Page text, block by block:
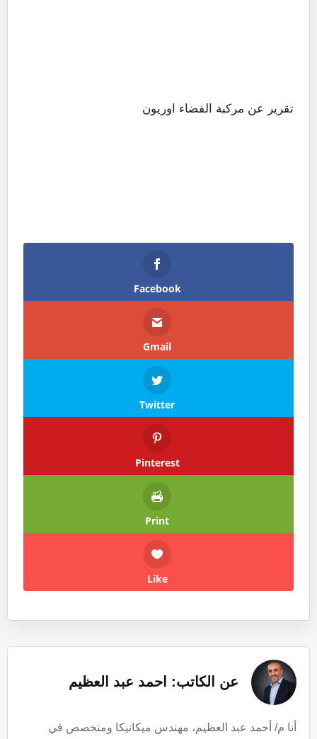
تقرير عن مركبة الفضاء اوريون
Facebook
Gmail
Twitter
Pinterest
Print
Like
عن الكاتب: احمد عبد العظيم
أنا م/ أحمد عبد العظيم، مهندس ميكانيكا ومتخصص في